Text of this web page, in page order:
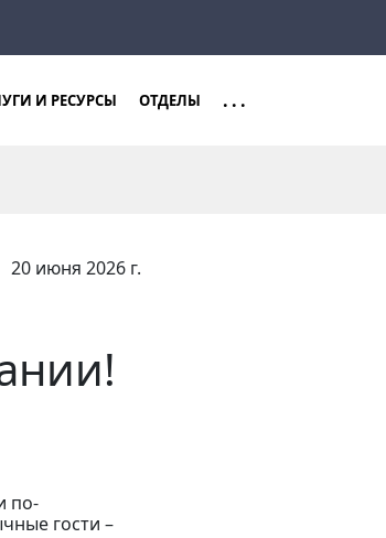
20 июня 2026 г.
по-
гости –
Найти
И РЕСУРСЫ ОТДЕЛЫ ...